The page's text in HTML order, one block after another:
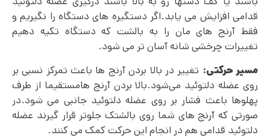
قدامی افزایش می یابد.اگر دستگیره های دستگاه را نگیریم و
فقط آرنج های مان را به بالشت که دستگاه تکیه دهیم
تغییرات چرخشی شانه آسان تر می شود.
مسیر حرکتی: تغییر در بالا بردن آرنج ها باعث تمرکز نسبی بر
روی عضله دلتوئید می‌شود.بالا بردن آرنج هامستقیما از طرف
پهلوها باعث فشار بر روی عضله دلتوئید جانبی می شود.در
صورتی که آرنج های شما روی بالشتک جلوتر قرار گیرند عضله
دلتوئید قدامی هم در انجام این حرکت کمک می کنند.